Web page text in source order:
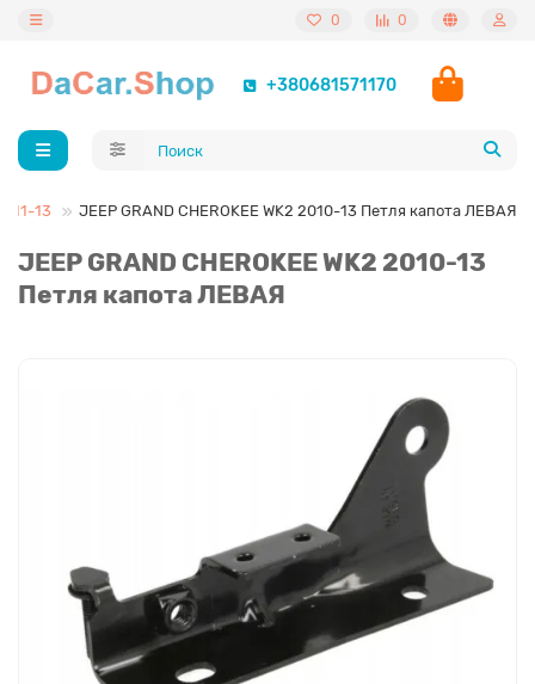
0 0
+380681571170
13 JEEP GRAND CHEROKEE WK2 2010-13 Петля капота ЛЕВАЯ
JEEP GRAND CHEROKEE WK2 2010-13
Петля капота ЛЕВАЯ